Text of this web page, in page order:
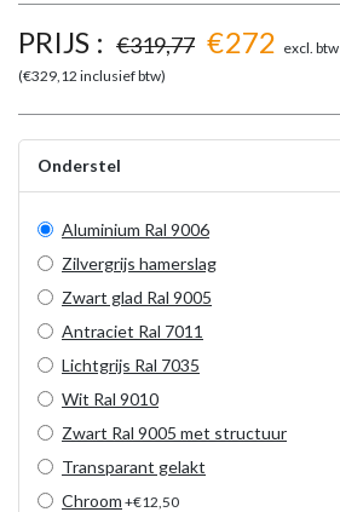
PRIJS : €319,77 €272 excl. btw
(€329,12 inclusief btw)
Onderstel
Aluminium Ral 9006
Zilvergrijs hamerslag
Zwart glad Ral 9005
Antraciet Ral 7011
Lichtgrijs Ral 7035
Wit Ral 9010
Zwart Ral 9005 met structuur
Transparant gelakt
Chroom +€12,50